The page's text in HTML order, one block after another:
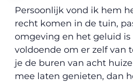
Persoonlijk vond ik hem
recht komen in de tuin,
omgeving en het geluid is
voldoende om er zelf van
je de buren van acht
mee laten genieten, dan